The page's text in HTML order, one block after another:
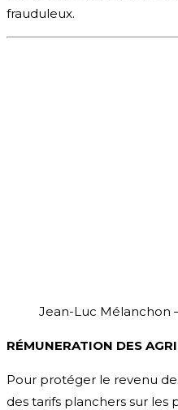
frauduleux.
Jean-Luc Mélanchon
RÉMUNERATION DES
Pour protéger le revenu
des tarifs planchers sur les